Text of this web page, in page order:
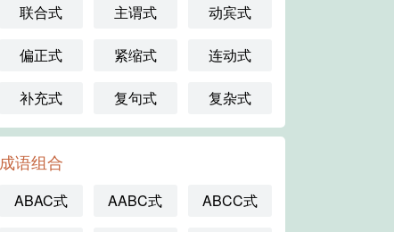
联合式 主谓式 动宾式
偏正式 紧缩式 连动式
补充式 复句式 复杂式
成语组合
ABAC式 AABC式 ABCC式